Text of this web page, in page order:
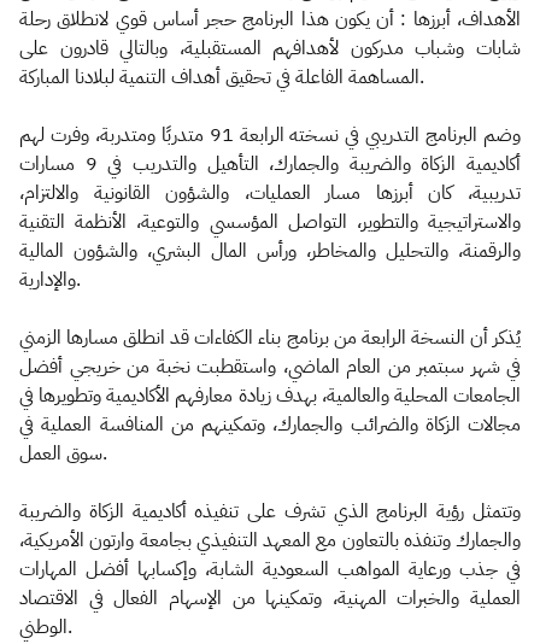
الأهداف، أبرزها : أن يكون هذا البرنامج حجر أساس قوي لانطلاق رحلة
شابات وشباب مدركون لأهدافهم المستقبلية، وبالتالي قادرون على
المساهمة الفاعلة في تحقيق أهداف التنمية لبلادنا المباركة.
وضم البرنامج التدريبي في نسخته الرابعة 91 متدربًا ومتدربة، وفرت لهم
أكاديمية الزكاة والضريبة والجمارك، التأهيل والتدريب في 9 مسارات
تدريبية، كان أبرزها مسار العمليات، والشؤون القانونية والالتزام،
والاستراتيجية والتطوير، التواصل المؤسسي والتوعية، الأنظمة التقنية
والرقمنة، والتحليل والمخاطر، ورأس المال البشري، والشؤون المالية
والإدارية.
يُذكر أن النسخة الرابعة من برنامج بناء الكفاءات قد انطلق مسارها الزمني
في شهر سبتمبر من العام الماضي، واستقطبت نخبة من خريجي أفضل
الجامعات المحلية والعالمية، بهدف زيادة معارفهم الأكاديمية وتطويرها في
مجالات الزكاة والضرائب والجمارك، وتمكينهم من المنافسة العملية في
سوق العمل.
وتتمثل رؤية البرنامج الذي تشرف على تنفيذه أكاديمية الزكاة والضريبة
والجمارك وتنفذه بالتعاون مع المعهد التنفيذي بجامعة وارتون الأمريكية،
في جذب ورعاية المواهب السعودية الشابة، وإكسابها أفضل المهارات
العملية والخبرات المهنية، وتمكينها من الإسهام الفعال في الاقتصاد
الوطني. ​